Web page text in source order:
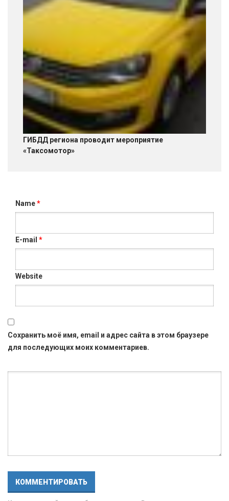
ГИБДД региона проводит мероприятие
«Таксомотор»
Name*
E-mail *
Website
Сохранить моё имя, email и адрес сайта в этом браузере
для последующих моих комментариев.